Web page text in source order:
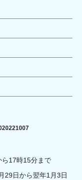
ら17時15分まで
29日から翌年1月3日